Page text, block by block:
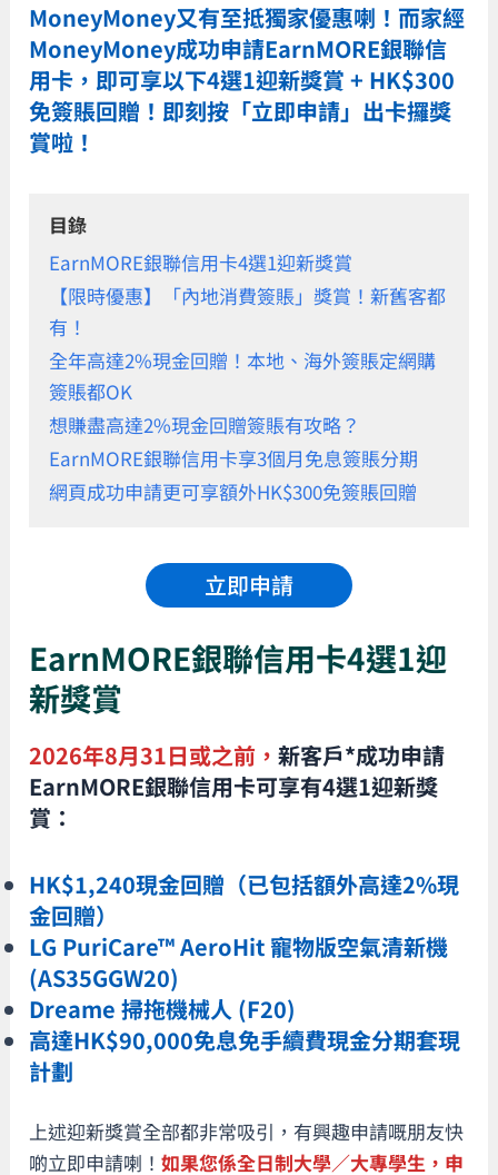
MoneyMoney又有至抵獨家優惠喇！而家經
MoneyMoney成功申請EarnMORE銀聯信
用卡，即可享以下4選1迎新獎賞 + HK$300
免簽賬回贈！即刻按「立即申請」出卡攞獎
賞啦！
目錄
EarnMORE銀聯信用卡4選1迎新獎賞
【限時優惠】「內地消費簽賬」獎賞！新舊客都
有！
全年高達2%現金回贈！本地、海外簽賬定網購
簽賬都OK
想賺盡高達2%現金回贈簽賬有攻略？
EarnMORE銀聯信用卡享3個月免息簽賬分期
網頁成功申請更可享額外HK$300免簽賬回贈
立即申請
EarnMORE銀聯信用卡4選1迎
新獎賞
2026年8月31日或之前，新客戶*成功申請
EarnMORE銀聯信用卡可享有4選1迎新獎
賞：
HK$1,240現金回贈（已包括額外高達2%現
金回贈）
LG PuriCare™ AeroHit 寵物版空氣清新機
(AS35GGW20)
Dreame 掃拖機械人 (F20)
高達HK$90,000免息免手續費現金分期套現
計劃
上述迎新獎賞全部都非常吸引，有興趣申請嘅朋友快
啲立即申請喇！如果您係全日制大學／大專學生，申